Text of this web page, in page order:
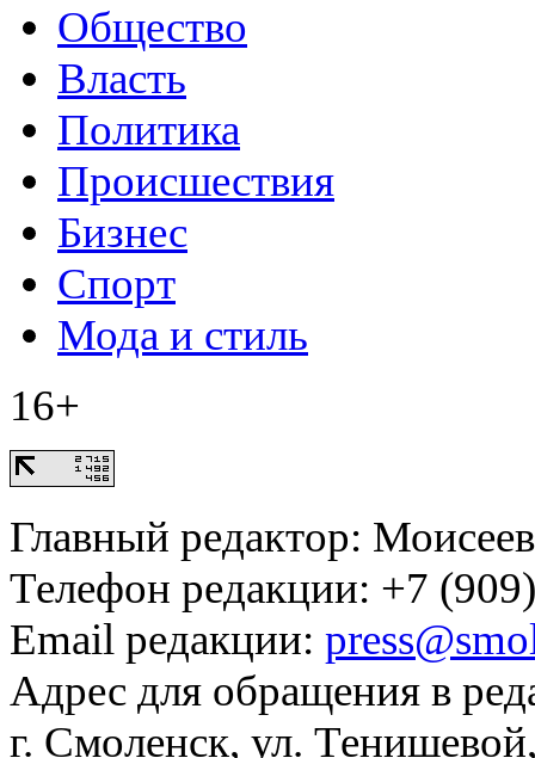
Общество
Власть
Политика
Происшествия
Бизнес
Спорт
Мода и стиль
16+
Главный редактор:
Телефон редакции: +7
Email редакции:
Адрес для обращения в
г. Смоленск, ул.